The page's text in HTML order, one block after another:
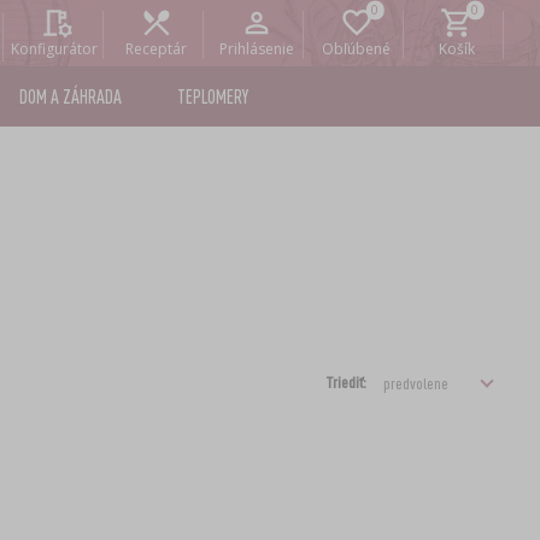
Konfigurátor Receptár Prihlásenie Obľúbené Košík
DOM A ZÁHRADA TEPLOMERY
Triediť: